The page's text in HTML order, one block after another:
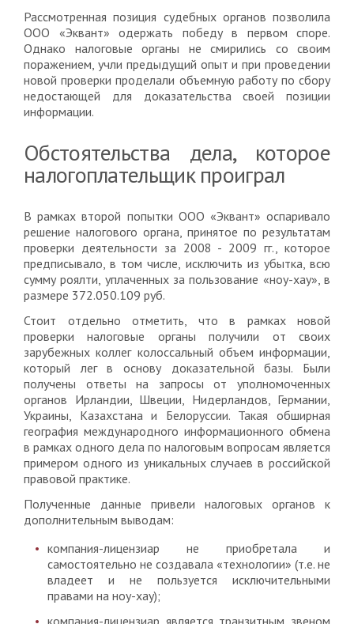
Рассмотренная позиция судебных органов позволила
ООО «Эквант» одержать победу в первом споре.
Однако налоговые органы не смирились со своим
поражением, учли предыдущий опыт и при проведении
новой проверки проделали объемную работу по сбору
недостающей для доказательства своей позиции
информации.
Обстоятельства дела, которое
налогоплательщик проиграл
В рамках второй попытки ООО «Эквант» оспаривало
решение налогового органа, принятое по результатам
проверки деятельности за 2008 - 2009 гг., которое
предписывало, в том числе, исключить из убытка, всю
сумму роялти, уплаченных за пользование «ноу-хау», в
размере 372.050.109 руб.
Стоит отдельно отметить, что в рамках новой
проверки налоговые органы получили от своих
зарубежных коллег колоссальный объем информации,
который лег в основу доказательной базы. Были
получены ответы на запросы от уполномоченных
органов Ирландии, Швеции, Нидерландов, Германии,
Украины, Казахстана и Белоруссии. Такая обширная
география международного информационного обмена
в рамках одного дела по налоговым вопросам является
примером одного из уникальных случаев в российской
правовой практике.
Полученные данные привели налоговых органов к
дополнительным выводам:
компания-лицензиар не приобретала и
самостоятельно не создавала «технологии» (т.е. не
владеет и не пользуется исключительными
правами на ноу-хау);
компания-лицензиар является транзитным звеном